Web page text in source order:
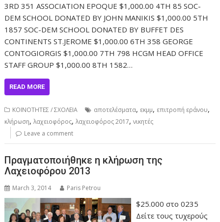
3RD 351 ASSOCIATION EPOQUE $1,000.00 4TH 85 SOC-
DEM SCHOOL DONATED BY JOHN MANIKIS $1,000.00 5TH
1857 SOC-DEM SCHOOL DONATED BY BUFFET DES
CONTINENTS ST.JEROME $1,000.00 6TH 358 GEORGE
CONTOGIORGIS $1,000.00 7TH 798 HCGM HEAD OFFICE
STAFF GROUP $1,000.00 8TH 1582…
READ MORE
ΚΟΙΝΟΤΗΤΕΣ / ΣΧΟΛΕΙΑ αποτελέσματα, εκμμ, επιτροπή εράνου,
κλήρωση,λαχειοφόρος,λαχειοφόρος 2017,νικητές
Leave a comment
Πραγματοποιήθηκε η κλήρωση της
Λαχειοφόρου 2013
March 3, 2014 Paris Petrou
$25.000 στο 0235
Δείτε τους τυχερούς